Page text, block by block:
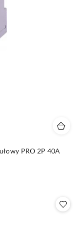
PRO 2P 40A